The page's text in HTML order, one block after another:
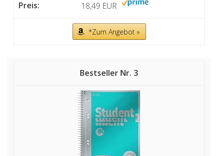
18,49 EUR
*Zum Angebot »
3